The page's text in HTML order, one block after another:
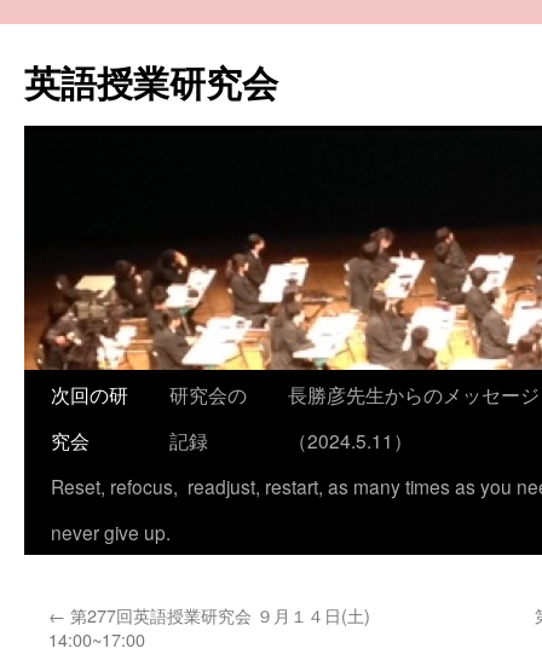
テ
ン
英語授業研究会
次回の研
究会
研究会の
記録
長勝彦先生からのメッセージ
（2024.5.11）
Reset, refocus, readjust, restart, as many times as you
never give up.
← 第277回英語授業研究会 ９月１４日(土)
14:00~17:00